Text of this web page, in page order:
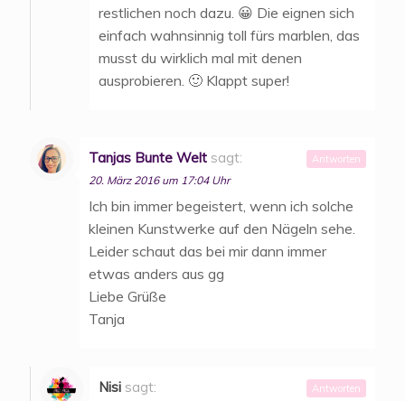
restlichen noch dazu. 😀 Die eignen sich
einfach wahnsinnig toll fürs marblen, das
musst du wirklich mal mit denen
ausprobieren. 🙂 Klappt super!
Tanjas Bunte Welt sagt:
20. März 2016 um 17:04 Uhr
Ich bin immer begeistert, wenn ich solche
kleinen Kunstwerke auf den Nägeln sehe.
Leider schaut das bei mir dann immer
etwas anders aus gg
Liebe Grüße
Tanja
Antworten
Nisi sagt: Antworten